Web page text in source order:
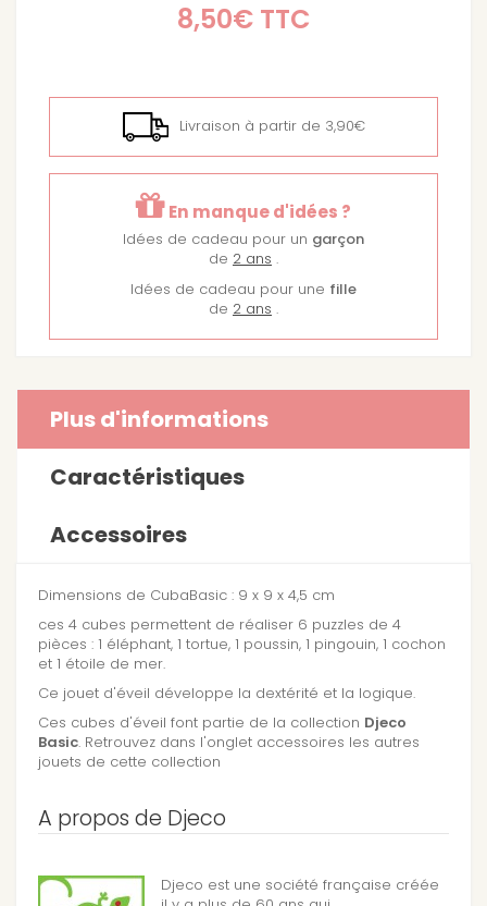
8,50€TTC
Livraison à partir de 3,90€
En manque d'idées ?
Idées de cadeau pour un garçon
de 2 ans .
Idées de cadeau pour une fille
de 2 ans .
Plus d'informations
Caractéristiques
Accessoires
Dimensions de CubaBasic : 9 x 9 x 4,5 cm
ces 4 cubes permettent de réaliser 6 puzzles de 4
pièces : 1 éléphant, 1 tortue, 1 poussin, 1 pingouin, 1 cochon
et 1 étoile de mer.
Ce jouet d'éveil développe la dextérité et la logique.
Ces cubes d'éveil font partie de la collection Djeco
Basic. Retrouvez dans l'onglet accessoires les autres
jouets de cette collection
A propos de Djeco
Djeco est une société française créée